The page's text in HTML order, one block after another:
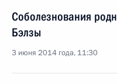
Соболезнования
Бэлзы
3 июня 2014 года, 11:30